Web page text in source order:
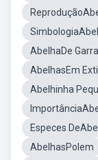
AbelhaDe
AbelhasEm
Abelhinha
Especes
AbelhasPolem